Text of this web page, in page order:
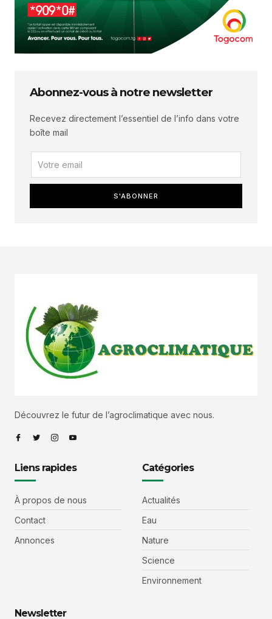
Abonnez-vous à notre newsletter
Recevez directement l’essentiel de l’info dans votre
boîte mail
S'ABONNER
Découvrez le futur de l’agroclimatique avec nous.
Liens rapides
À propos de nous
Contact
Annonces
Catégories
Actualités
Eau
Nature
Science
Environnement
Newsletter